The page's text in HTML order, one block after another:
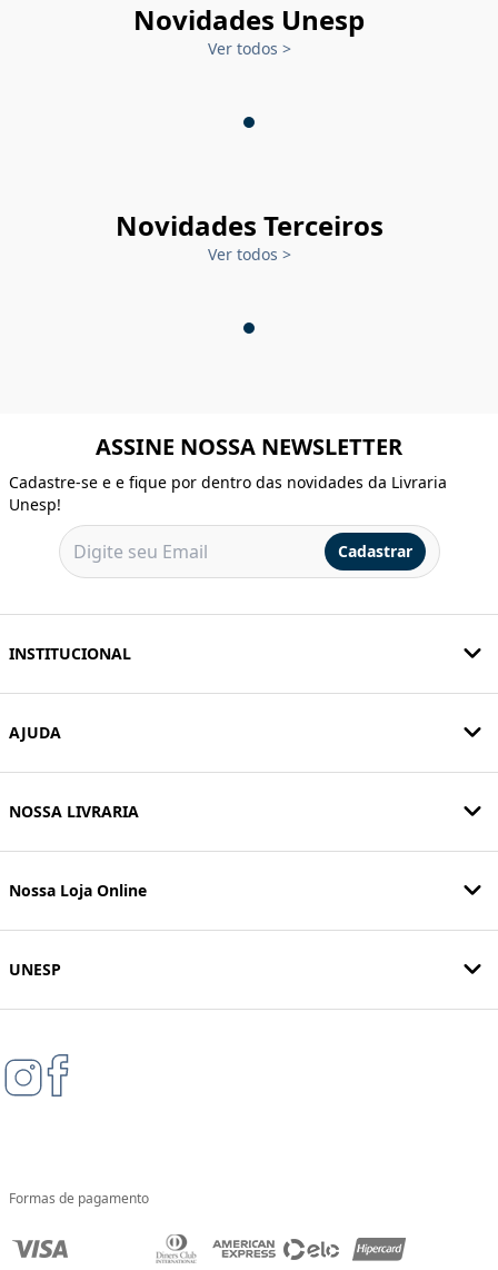
Novidades Unesp
Ver todos >
Novidades Terceiros
Ver todos >
ASSINE NOSSA NEWSLETTER
Cadastre-se e e fique por dentro das novidades da Livraria
Unesp!
Cadastrar
INSTITUCIONAL
AJUDA
NOSSA LIVRARIA
Nossa Loja Online
UNESP
Formas de pagamento